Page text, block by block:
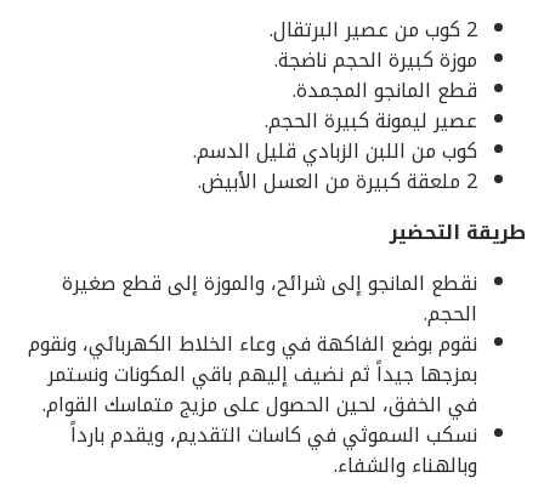
2 كوب من عصير البرتقال.
موزة كبيرة الحجم ناضجة.
قطع المانجو المجمدة.
عصير ليمونة كبيرة الحجم.
كوب من اللبن الزبادي قليل الدسم.
2 ملعقة كبيرة من العسل الأبيض.
طريقة التحضير
نقطع المانجو إلى شرائح، والموزة إلى قطع صغيرة
الحجم.
نقوم بوضع الفاكهة في وعاء الخلاط الكهربائي، ونقوم
بمزجها جيداً ثم نضيف إليهم باقي المكونات ونستمر
في الخفق، لحين الحصول على مزيج متماسك القوام.
نسكب السموثي في كاسات التقديم، ويقدم بارداً
وبالهناء والشفاء.